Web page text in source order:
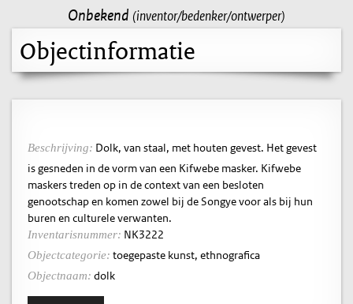
Onbekend (inventor/bedenker/ontwerper)
Objectinformatie
Beschrijving: Dolk, van staal, met houten gevest. Het gevest
is gesneden in de vorm van een Kifwebe masker. Kifwebe
maskers treden op in de context van een besloten
genootschap en komen zowel bij de Songye voor als bij hun
buren en culturele verwanten.
Inventarisnummer: NK3222
Objectcategorie: toegepaste kunst, ethnografica
Objectnaam: dolk